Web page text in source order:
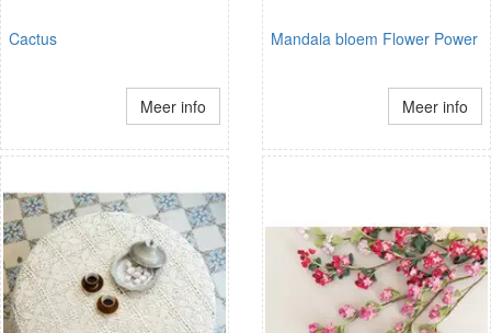
Cactus
Meer info
Mandala bloem Flower Power
Meer info